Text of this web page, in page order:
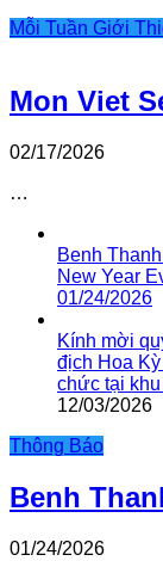
Mỗi Tuần Giới
Mon Viet
02/17/2026
…
Benh
New Year
01/24/2026
Kính mời
địch Hoa
chức tại
12/03/2026
Thông Báo
Benh
01/24/2026